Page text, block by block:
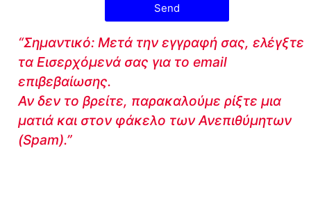
Send
“Σημαντικό: Μετά την εγγραφή σας, ελέγξτε
τα Εισερχόμενά σας για το email
επιβεβαίωσης.
Αν δεν το βρείτε, παρακαλούμε ρίξτε μια
ματιά και στον φάκελο των Ανεπιθύμητων
(Spam).”